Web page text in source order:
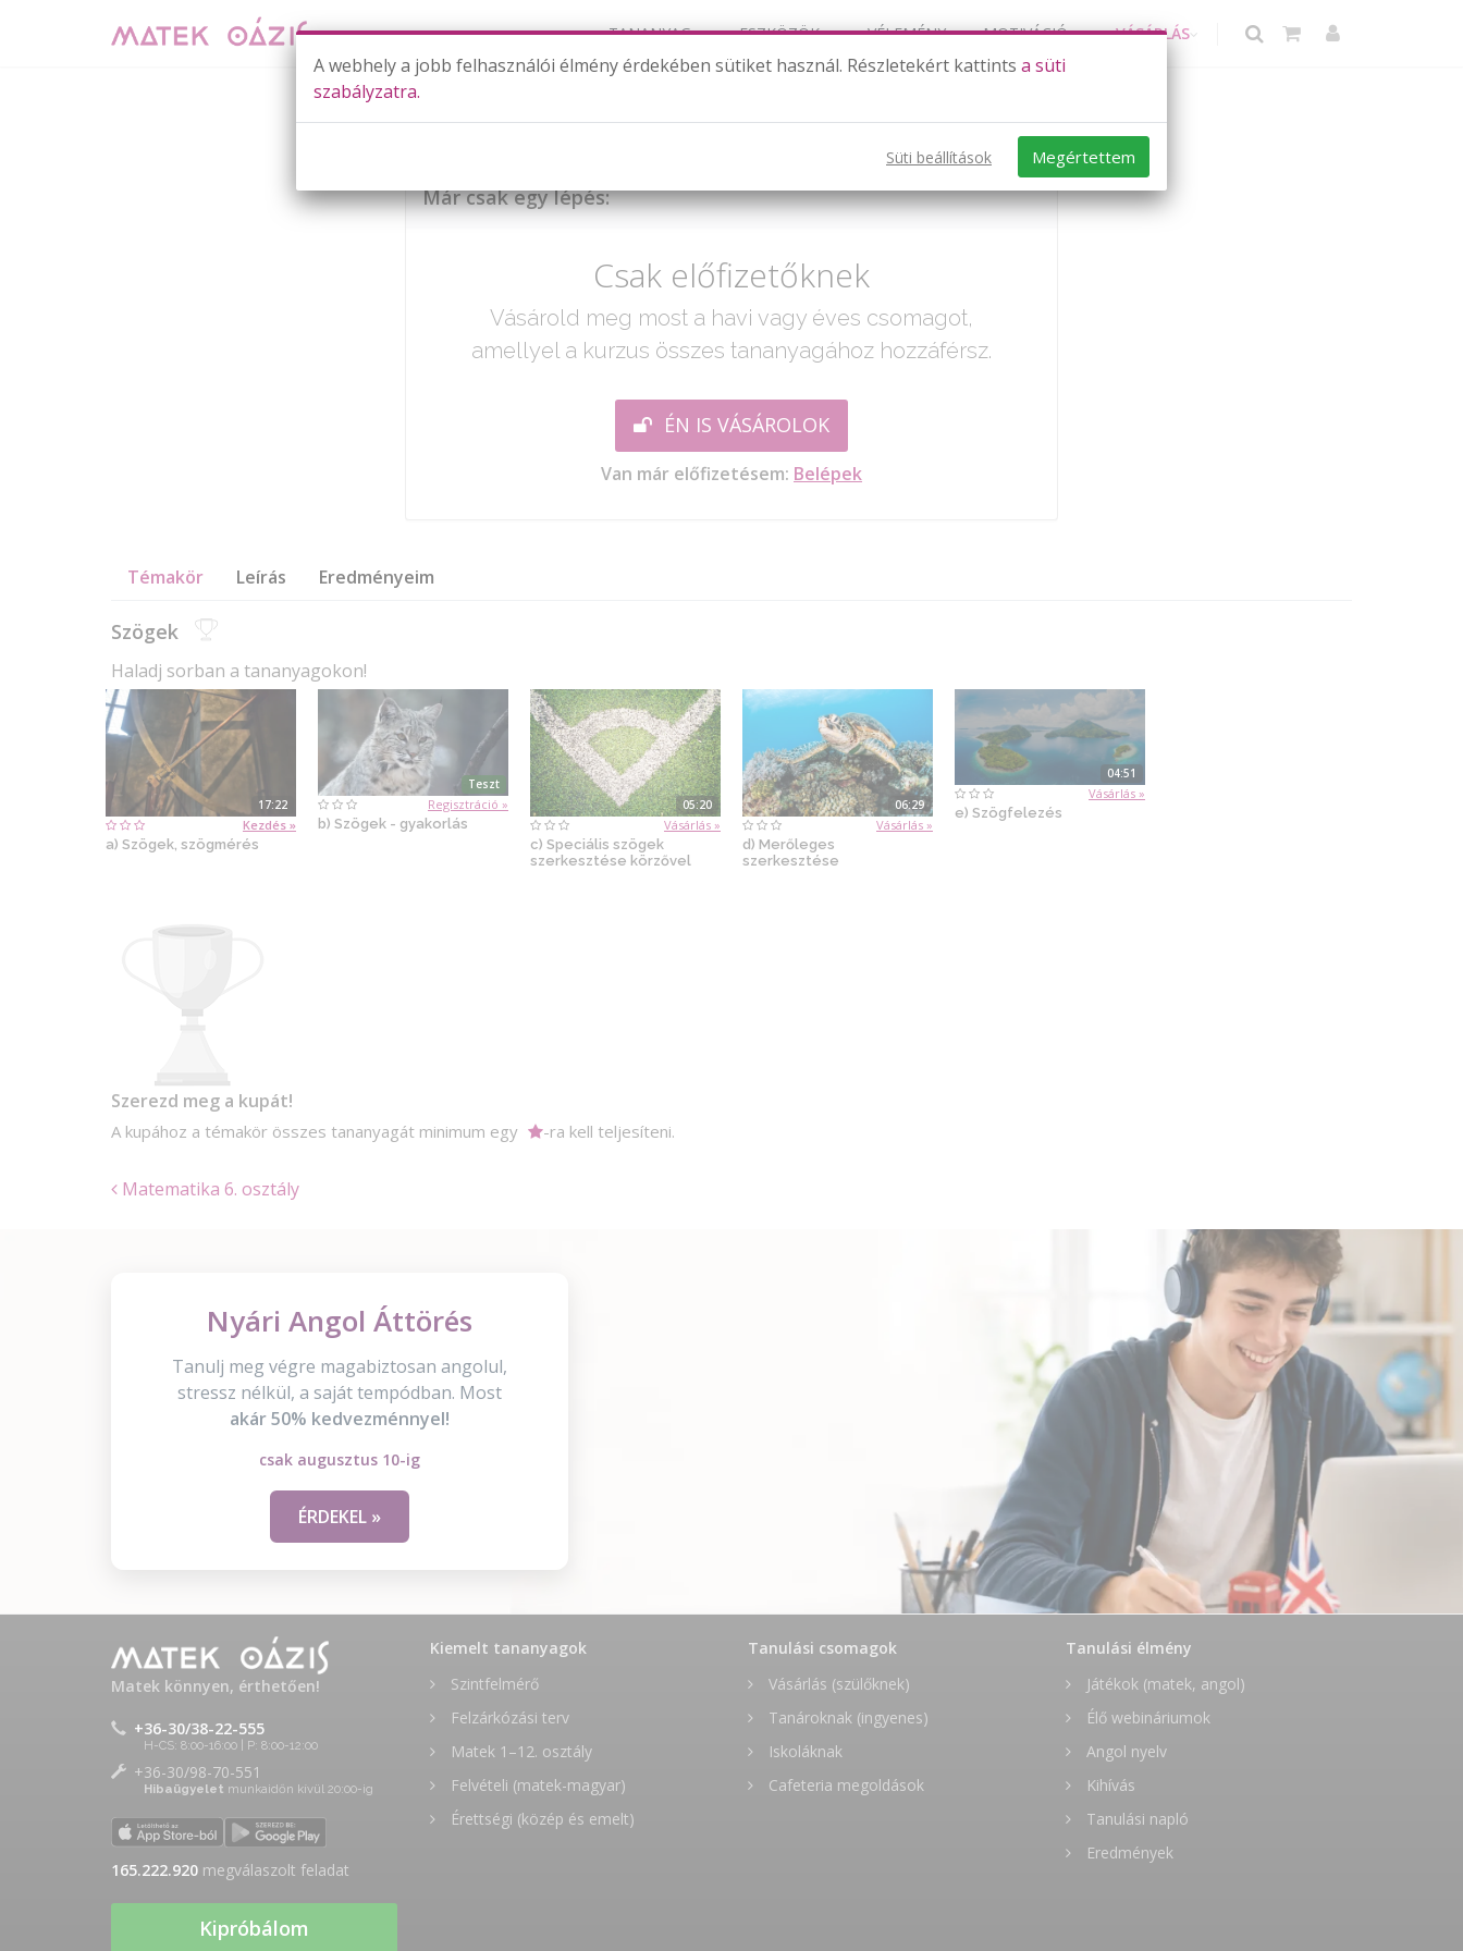
TANANYAG ESZKÖZÖK VÉLEMÉNY MOTIVÁCIÓ VÁSÁRLÁS
Már csak egy lépés:
Csak előfizetőknek
Vásárold meg most a havi vagy éves csomagot,
amellyel a kurzus összes tananyagához hozzáférsz.
ÉN IS VÁSÁROLOK
Van már előfizetésem: Belépek
Témakör Leírás Eredményeim
Szögek
Haladj sorban a tananyagokon!
17:22
Kezdés »
a) Szögek, szögmérés
Teszt
Regisztráció »
b) Szögek - gyakorlás
05:20
Vásárlás »
c) Speciális szögek
szerkesztése körzővel
06:29
Vásárlás »
d) Merőleges
szerkesztése
04:51
Vásárlás »
e) Szögfelezés
Szerezd meg a kupát!
A kupához a témakör összes tananyagát minimum egy -ra kell teljesíteni.
Matematika 6. osztály
Nyári Angol Áttörés
Tanulj meg végre magabiztosan angolul,
stressz nélkül, a saját tempódban. Most
akár 50% kedvezménnyel!
csak augusztus 10-ig
ÉRDEKEL »
Matek könnyen, érthetően!
+36-30/38-22-555
H-CS: 8:00-16:00 | P: 8:00-12:00
+36-30/98-70-551
Hibaügyelet munkaidőn kívül 20:00-ig
165.222.981 megválaszolt feladat
Kipróbálom
Kiemelt tananyagok
Szintfelmérő
Felzárkózási terv
Matek 1–12. osztály
Felvételi (matek-magyar)
Érettségi (közép és emelt)
Tanulási csomagok
Vásárlás (szülőknek)
Tanároknak (ingyenes)
Iskoláknak
Cafeteria megoldások
Tanulási élmény
Játékok (matek, angol)
Élő webináriumok
Angol nyelv
Kihívás
Tanulási napló
Eredmények
A webhely a jobb felhasználói élmény érdekében sütiket használ. Részletekért kattints a süti
szabályzatra.
Süti beállítások Megértettem